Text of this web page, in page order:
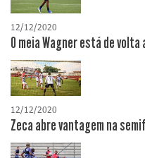
12/12/2020
O meia Wagner está de volta
12/12/2020
Zeca abre vantagem na